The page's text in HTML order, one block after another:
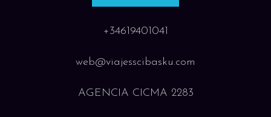
+34619401041
web@viajesscibasku.com
AGENCIA CICMA 2283